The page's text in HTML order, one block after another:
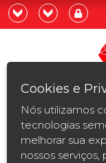
Cookies e
Nós utilizamos
tecnologias
melhorar sua
nossos serviços,